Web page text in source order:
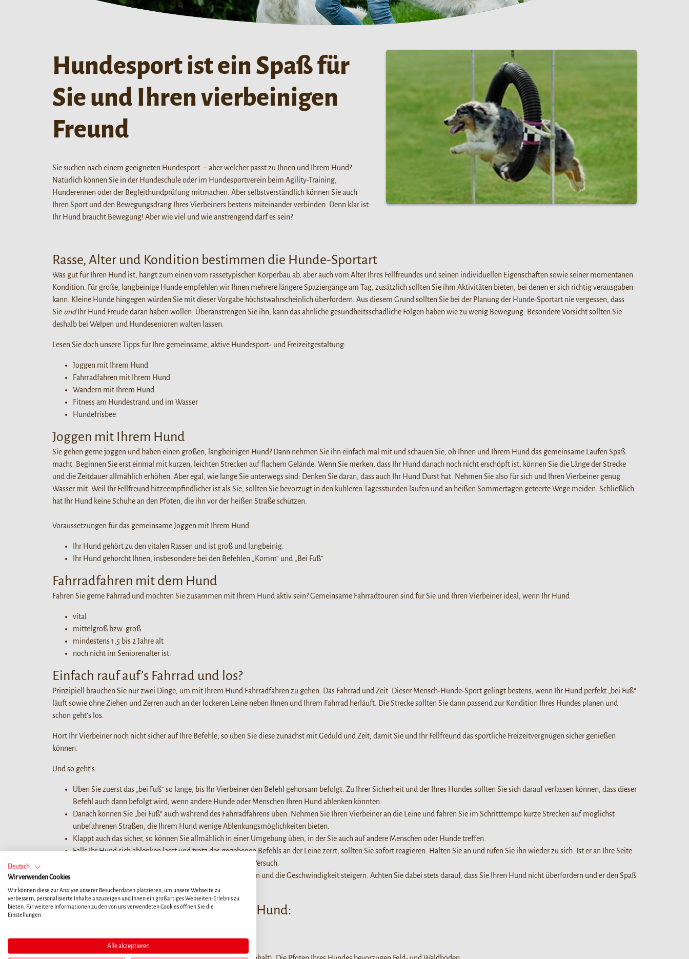
Hundesport ist ein Spaß für
Sie und Ihren vierbeinigen
Freund
Sie suchen nach einem geeigneten Hundesport – aber welcher passt zu Ihnen und Ihrem Hund?
Natürlich können Sie in der Hundeschule oder im Hundesportverein beim Agility-Training,
Hunderennen oder der Begleithundprüfung mitmachen. Aber selbstverständlich können Sie auch
Ihren Sport und den Bewegungsdrang Ihres Vierbeiners bestens miteinander verbinden. Denn klar ist:
Ihr Hund braucht Bewegung! Aber wie viel und wie anstrengend darf es sein?
Rasse, Alter und Kondition bestimmen die Hunde-Sportart
Was gut für Ihren Hund ist, hängt zum einen vom rassetypischen Körperbau ab, aber auch vom Alter Ihres Fellfreundes und seinen individuellen Eigenschaften sowie seiner momentanen
Kondition. Für große, langbeinige Hunde empfehlen wir Ihnen mehrere längere Spaziergänge am Tag, zusätzlich sollten Sie ihm Aktivitäten bieten, bei denen er sich richtig verausgaben
kann. Kleine Hunde hingegen würden Sie mit dieser Vorgabe höchstwahrscheinlich überfordern. Aus diesem Grund sollten Sie bei der Planung der Hunde-Sportart nie vergessen, dass
Sie undIhr Hund Freude daran haben wollen. Überanstrengen Sie ihn, kann das ähnliche gesundheitsschädliche Folgen haben wie zu wenig Bewegung. Besondere Vorsicht sollten Sie
deshalb bei Welpen und Hundesenioren walten lassen.
Lesen Sie doch unsere Tipps für Ihre gemeinsame, aktive Hundesport- und Freizeitgestaltung:
Joggen mit Ihrem Hund
Fahrradfahren mit Ihrem Hund
Wandern mit Ihrem Hund
Fitness am Hundestrand und im Wasser
Hundefrisbee
Joggen mit Ihrem Hund
Sie gehen gerne joggen und haben einen großen, langbeinigen Hund? Dann nehmen Sie ihn einfach mal mit und schauen Sie, ob Ihnen und Ihrem Hund das gemeinsame Laufen Spaß
macht. Beginnen Sie erst einmal mit kurzen, leichten Strecken auf flachem Gelände. Wenn Sie merken, dass Ihr Hund danach noch nicht erschöpft ist, können Sie die Länge der Strecke
und die Zeitdauer allmählich erhöhen. Aber egal, wie lange Sie unterwegs sind: Denken Sie daran, dass auch Ihr Hund Durst hat. Nehmen Sie also für sich und Ihren Vierbeiner genug
Wasser mit. Weil Ihr Fellfreund hitzeempfindlicher ist als Sie, sollten Sie bevorzugt in den kühleren Tagesstunden laufen und an heißen Sommertagen geteerte Wege meiden. Schließlich
hat Ihr Hund keine Schuhe an den Pfoten, die ihn vor der heißen Straße schützen.
Voraussetzungen für das gemeinsame Joggen mit Ihrem Hund:
Ihr Hund gehört zu den vitalen Rassen und ist groß und langbeinig.
Ihr Hund gehorcht Ihnen, insbesondere bei den Befehlen „Komm“ und „Bei Fuß"
Fahrradfahren mit dem Hund
Fahren Sie gerne Fahrrad und möchten Sie zusammen mit Ihrem Hund aktiv sein? Gemeinsame Fahrradtouren sind für Sie und Ihren Vierbeiner ideal, wenn Ihr Hund
vital
mittelgroß bzw. groß
mindestens 1,5 bis 2 Jahre alt
noch nicht im Seniorenalter ist.
Einfach rauf auf’s Fahrrad und los?
Prinzipiell brauchen Sie nur zwei Dinge, um mit Ihrem Hund Fahrradfahren zu gehen: Das Fahrrad und Zeit. Dieser Mensch-Hunde-Sport gelingt bestens, wenn Ihr Hund perfekt „bei Fuß“
läuft sowie ohne Ziehen und Zerren auch an der lockeren Leine neben Ihnen und Ihrem Fahrrad herläuft. Die Strecke sollten Sie dann passend zur Kondition Ihres Hundes planen und
schon geht’s los.
Hört Ihr Vierbeiner noch nicht sicher auf Ihre Befehle, so üben Sie diese zunächst mit Geduld und Zeit, damit Sie und Ihr Fellfreund das sportliche Freizeitvergnügen sicher genießen
können.
Und so geht’s:
Üben Sie zuerst das „bei Fuß“ so lange, bis Ihr Vierbeiner den Befehl gehorsam befolgt. Zu Ihrer Sicherheit und der Ihres Hundes sollten Sie sich darauf verlassen können, dass dieser
Befehl auch dann befolgt wird, wenn andere Hunde oder Menschen Ihren Hund ablenken könnten.
Danach können Sie „bei Fuß“ auch während des Fahrradfahrens üben. Nehmen Sie Ihren Vierbeiner an die Leine und fahren Sie im Schritttempo kurze Strecken auf möglichst
unbefahrenen Straßen, die Ihrem Hund wenige Ablenkungsmöglichkeiten bieten.
Klappt auch das sicher, so können Sie allmählich in einer Umgebung üben, in der Sie auch auf andere Menschen oder Hunde treffen.
Falls Ihr Hund sich ablenken lässt und trotz des gegebenen Befehls an der Leine zerrt, sollten Sie sofort reagieren. Halten Sie an und rufen Sie ihn wieder zu sich. Ist er an Ihre Seite
zurückgekehrt, loben Sie ihn und starten Sie einen neuen Versuch.
Nach und nach können Sie nun die Länge der Fahrradtouren und die Geschwindigkeit steigern. Achten Sie dabei stets darauf, dass Sie Ihren Hund nicht überfordern und er den Spaß
an seinem Hundesport genießt.
Tipps und Tricks zur Fahrradtour mit Hund:
Wählen Sie eine wenig befahrene Route.
Deutsch
Wir verwenden Cookies
Wir können diese zur Analyse unserer Besucherdaten platzieren, um unsere Webseite zu
verbessern, personalisierte Inhalte anzuzeigen und Ihnen ein großartiges Webseiten-Erlebnis zu
bieten. Für weitere Informationen zu den von uns verwendeten Cookies öffnen Sie die
Einstellungen.
Alle akzeptieren